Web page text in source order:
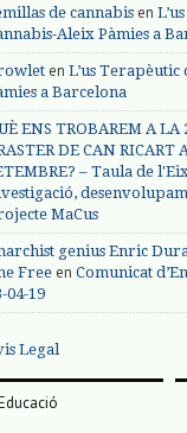
de cannabis en
Aleix Pàmies a
en L’us Terapèutic
a Barcelona
ENS TROBAREM A LA
DE CAN RICART
– Taula de
MaCus
genius Enric
Free en Comunicat
04-19
Legal